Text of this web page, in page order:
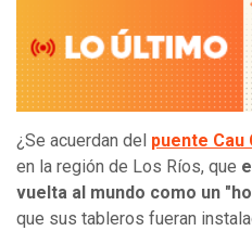
¿Se acuerdan del puente Cau
en la región de Los Ríos, que
vuelta al mundo como un
que sus tableros fueran